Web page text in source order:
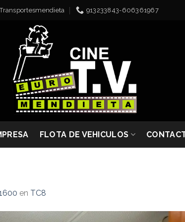
Transportesmendieta 913233843-606361967
FLOTA DE VEHICULOS
en TC8